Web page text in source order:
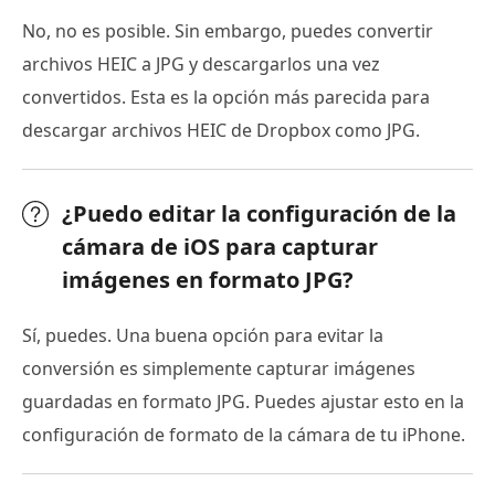
No, no es posible. Sin embargo, puedes convertir
archivos HEIC a JPG y descargarlos una vez
convertidos. Esta es la opción más parecida para
descargar archivos HEIC de Dropbox como JPG.
¿Puedo editar la configuración de la
cámara de iOS para capturar
imágenes en formato JPG?
Sí, puedes. Una buena opción para evitar la
conversión es simplemente capturar imágenes
guardadas en formato JPG. Puedes ajustar esto en la
configuración de formato de la cámara de tu iPhone.